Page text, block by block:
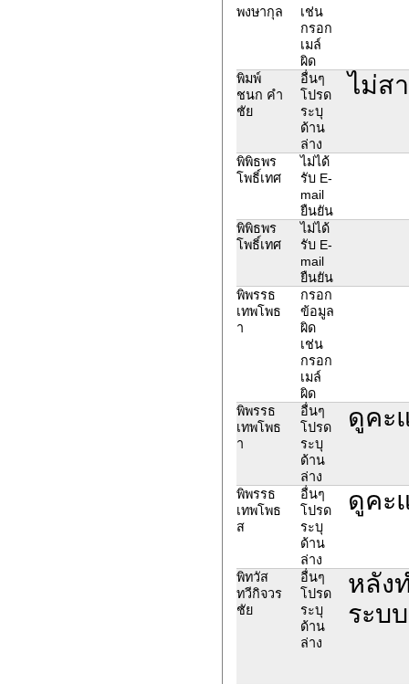
พงษากุล
เช่น
กรอก
เมล์
ผิด
พิมพ์
ชนก คำ
ชัย
อื่นๆ
โปรด
ระบุ
ด้าน
ล่าง
ไม่ส
พิพิธพร
โพธิ์เทศ
ไม่ได้
รับ E-
mail
ยืนยัน
พิพิธพร
โพธิ์เทศ
ไม่ได้
รับ E-
mail
ยืนยัน
พิพรรธ
เทพโพธ
า
กรอก
ข้อมูล
ผิด
เช่น
กรอก
เมล์
ผิด
พิพรรธ
เทพโพธ
า
อื่นๆ
โปรด
ระบุ
ด้าน
ล่าง
ดูคะ
พิพรรธ
เทพโพธ
ส
อื่นๆ
โปรด
ระบุ
ด้าน
ล่าง
ดูคะ
พิทวัส
ทวีกิจวร
ชัย
อื่นๆ
โปรด
ระบุ
ด้าน
ล่าง
หลัง
ระบ